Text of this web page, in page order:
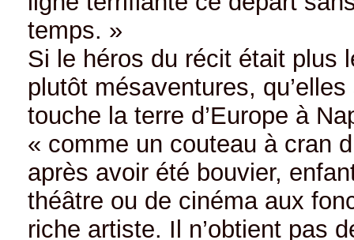
temps. »
Si le héros du récit était plus
plutôt mésaventures,
touche la terre d’Europe à
« comme un couteau à cran
après avoir été bouvier,
théâtre ou de cinéma aux
riche artiste. Il n’obtient pas